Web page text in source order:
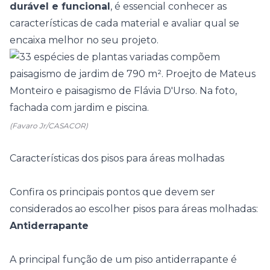
durável e funcional, é essencial conhecer as
características de cada material e avaliar qual se
encaixa melhor no seu projeto.
(Favaro Jr/CASACOR)
Características dos pisos para áreas molhadas
Confira os principais pontos que devem ser
considerados ao escolher pisos para áreas molhadas:
Antiderrapante
A principal função de um piso antiderrapante é